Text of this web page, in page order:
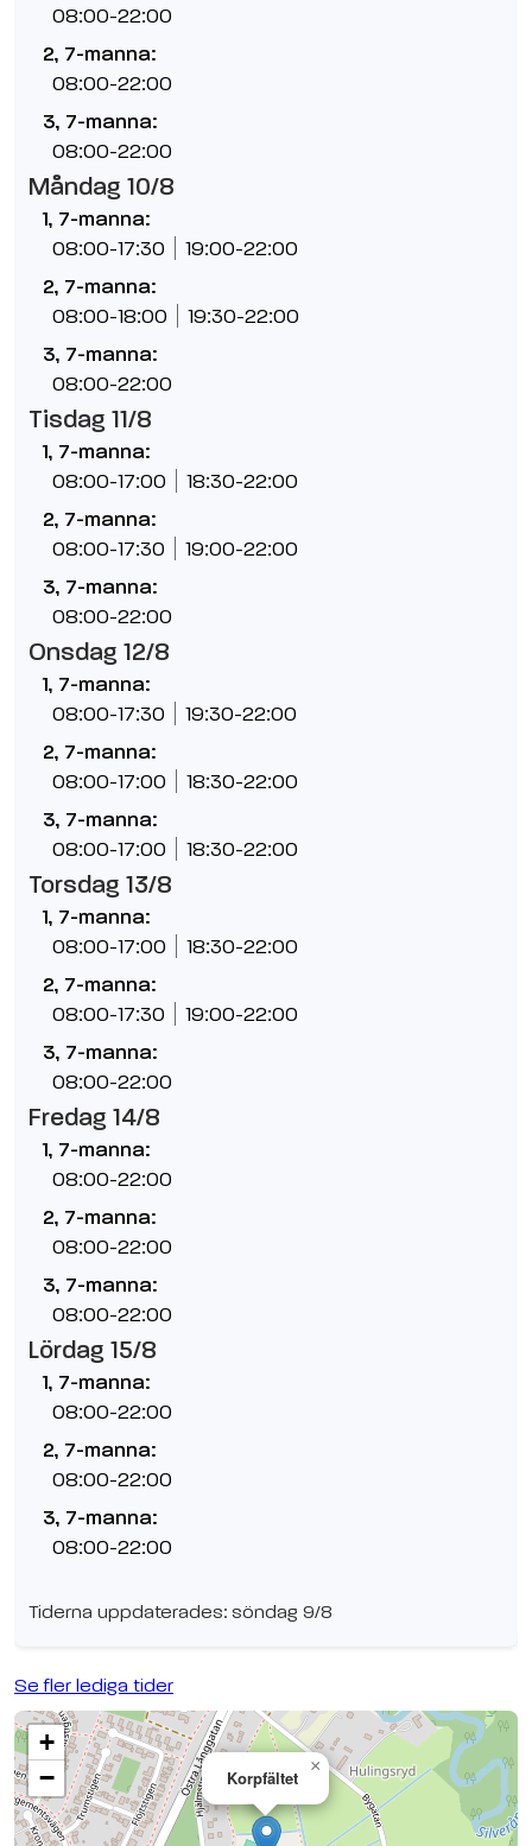
08:00-22:00
2, 7-manna:
08:00-22:00
3, 7-manna:
08:00-22:00
Måndag 10/8
1, 7-manna:
08:00-17:30 19:00-22:00
2, 7-manna:
08:00-18:00 19:30-22:00
3, 7-manna:
08:00-22:00
Tisdag 11/8
1, 7-manna:
08:00-17:00 18:30-22:00
2, 7-manna:
08:00-17:30 19:00-22:00
3, 7-manna:
08:00-22:00
Onsdag 12/8
1, 7-manna:
08:00-17:30 19:30-22:00
2, 7-manna:
08:00-17:00 18:30-22:00
3, 7-manna:
08:00-17:00 18:30-22:00
Torsdag 13/8
1, 7-manna:
08:00-17:00 18:30-22:00
2, 7-manna:
08:00-17:30 19:00-22:00
3, 7-manna:
08:00-22:00
Fredag 14/8
1, 7-manna:
08:00-22:00
2, 7-manna:
08:00-22:00
3, 7-manna:
08:00-22:00
Lördag 15/8
1, 7-manna:
08:00-22:00
2, 7-manna:
08:00-22:00
3, 7-manna:
08:00-22:00
Tiderna uppdaterades: söndag 9/8
Se fler lediga tider
Korpfältet
×
+
−